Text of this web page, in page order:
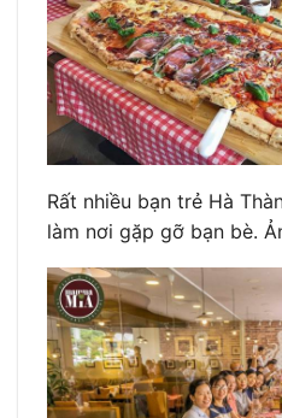
Rất nhiều bạn trẻ Hà
làm nơi gặp gỡ bạn bè.